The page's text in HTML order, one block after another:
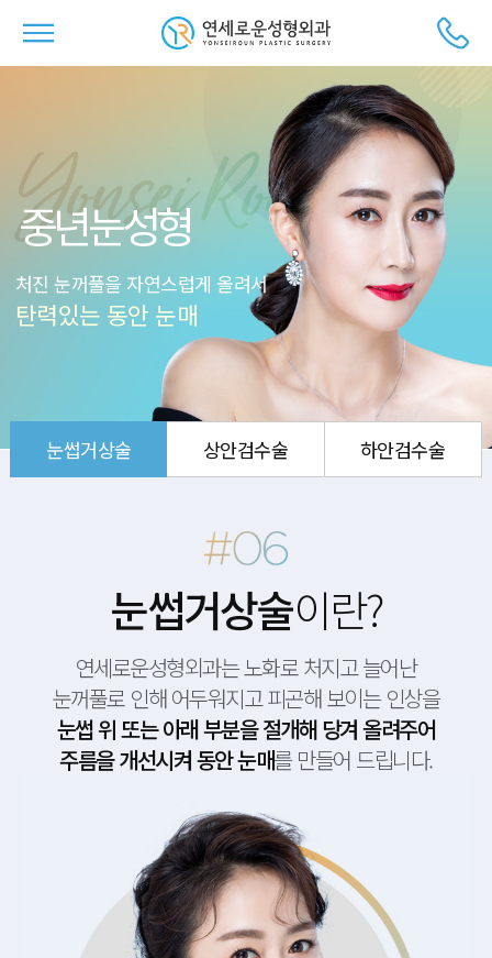
중년눈성형
처진 눈꺼풀을 자연스럽게 올려서
탄력있는 동안 눈매
눈썹거상술 상안검수술 하안검수술
눈썹거상술이란?
연세로운성형외과는 노화로 처지고 늘어난
눈꺼풀로 인해 어두워지고 피곤해 보이는 인상을
눈썹 위 또는 아래 부분을 절개해 당겨 올려주어
주름을 개선시켜 동안 눈매를 만들어 드립니다.